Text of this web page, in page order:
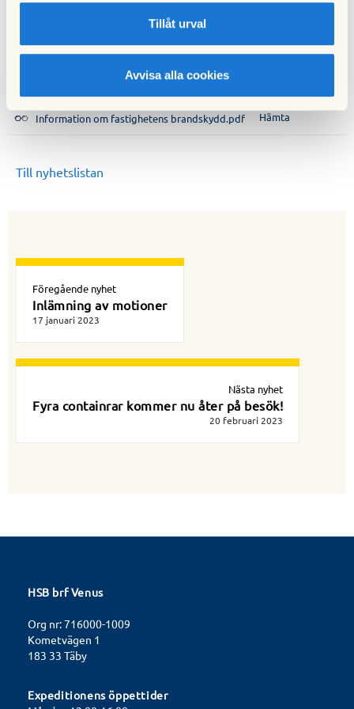
Tillåt urval
Avvisa alla cookies
Skydda dig mot brand.pdf
Information om fastighetens brandskydd.pdf Hämta
Till nyhetslistan
Föregående nyhet
Inlämning av motioner
17 januari 2023
Nästa nyhet
Fyra containrar kommer nu åter på besök!
20 februari 2023
HSB brf Venus
Org nr: 716000-1009
Kometvägen 1
183 33 Täby
Expeditionens öppettider